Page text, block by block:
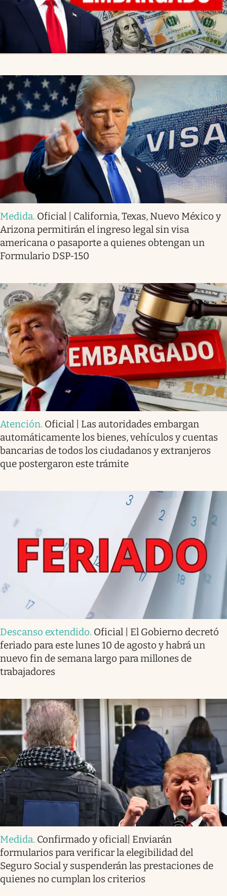
Medida. Oficial | California, Texas, Nuevo México y
Arizona permitirán el ingreso legal sin visa
americana o pasaporte a quienes obtengan un
Formulario DSP-150
Atención. Oficial | Las autoridades embargan
automáticamente los bienes, vehículos y cuentas
bancarias de todos los ciudadanos y extranjeros
que postergaron este trámite
Descanso extendido. Oficial | El Gobierno decretó
feriado para este lunes 10 de agosto y habrá un
nuevo fin de semana largo para millones de
trabajadores
Medida. Confirmado y oficial| Enviarán
formularios para verificar la elegibilidad del
Seguro Social y suspenderán las prestaciones de
quienes no cumplan los criterios